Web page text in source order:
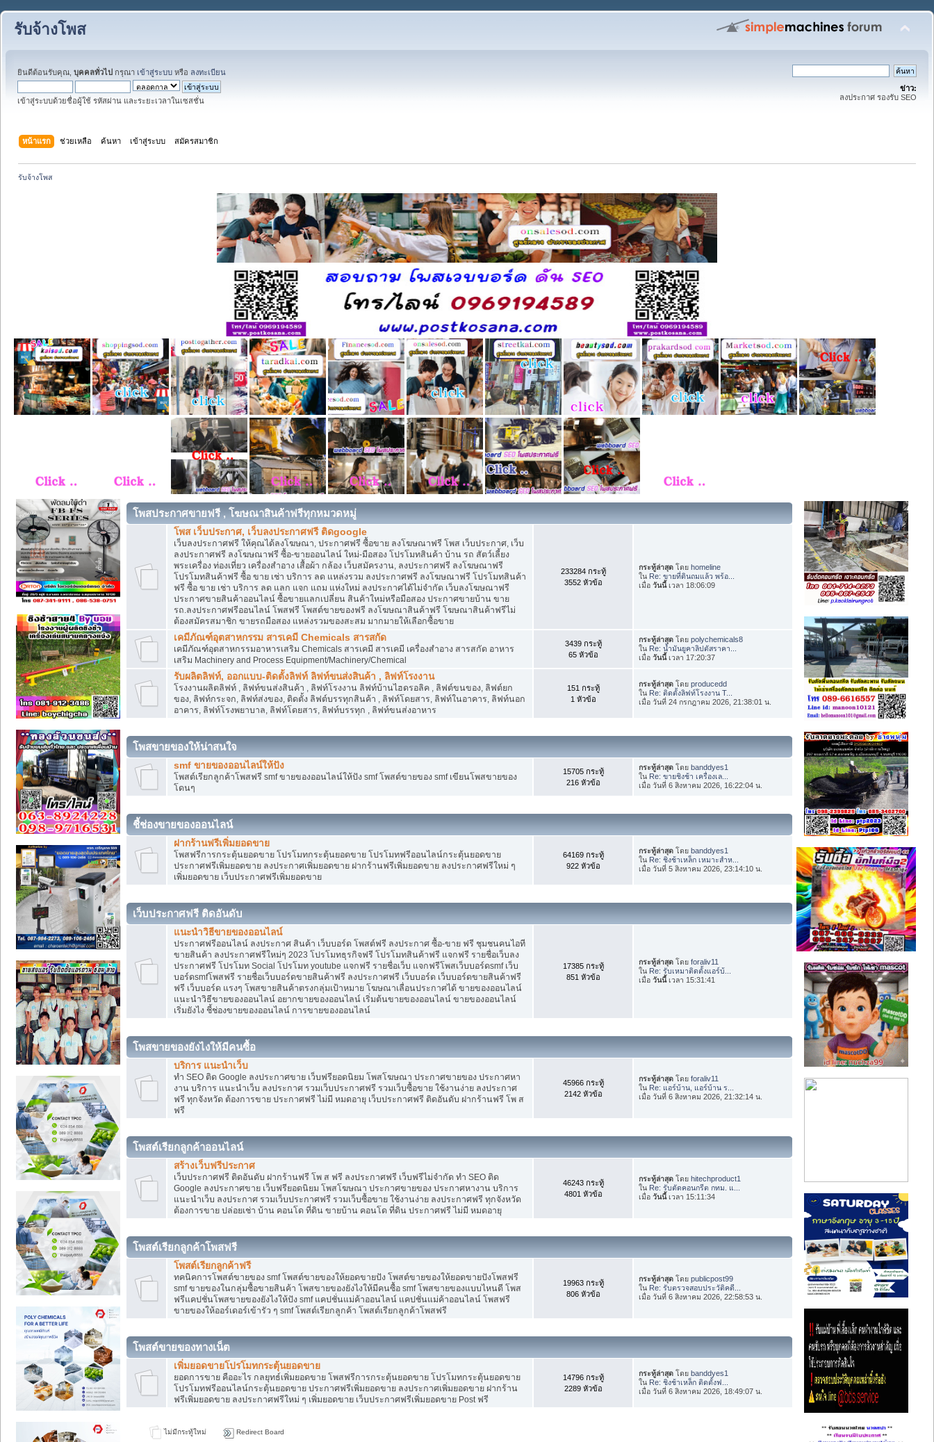
รับจ้างโพส
ยินดีต้อนรับคุณ, บุคคลทั่วไป กรุณา เข้าสู่ระบบ หรือ ลงทะเบียน
เข้าสู่ระบบด้วยชื่อผู้ใช้ รหัสผ่าน และระยะเวลาในเซสชั่น
ข่าว:
ลงประกาศ รองรับ SEO
หน้าแรก ช่วยเหลือ ค้นหา เข้าสู่ระบบ สมัครสมาชิก
รับจ้างโพส
โพสประกาศขายฟรี , โฆษณาสินค้าฟรีทุกหมวดหมู่
โพส เว็บประกาศ, เว็บลงประกาศฟรี ติดgoogle
เว็บลงประกาศฟรี ให้คุณได้ลงโฆษณา, ประกาศฟรี ซื้อขาย ลงโฆษณาฟรี โพส เว็บประกาศ, เว็บ
ลงประกาศฟรี ลงโฆษณาฟรี ซื้อ-ขายออนไลน์ ใหม่-มือสอง โปรโมทสินค้า บ้าน รถ สัตว์เลี้ยง
พระเครื่อง ท่องเที่ยว เครื่องสำอาง เสื้อผ้า กล้อง เว็บสมัครงาน, ลงประกาศฟรี ลงโฆษณาฟรี
โปรโมทสินค้าฟรี ซื้อ ขาย เช่า บริการ ลด แหล่งรวม ลงประกาศฟรี ลงโฆษณาฟรี โปรโมทสินค้า
ฟรี ซื้อ ขาย เช่า บริการ ลด แลก แจก แถม แห่งใหม่ ลงประกาศได้ไม่จำกัด เว็บลงโฆษณาฟรี
ประกาศขายสินค้าออนไลน์ ซื้อขายแลกเปลี่ยน สินค้าใหม่หรือมือสอง ประกาศขายบ้าน ขาย
รถ.ลงประกาศฟรีออนไลน์ โพสฟรี โพสต์ขายของฟรี ลงโฆษณาสินค้าฟรี โฆษณาสินค้าฟรีไม่
ต้องสมัครสมาชิก ขายรถมือสอง แหล่งรวมของสะสม มากมายให้เลือกซื้อขาย
233284 กระทู้
3552 หัวข้อ
กระทู้ล่าสุด โดยhomeline
ใน Re: ขายที่ดินถมแล้ว พร้อ...
เมื่อวันนี้เวลา 18:06:09
เคมีภัณฑ์อุตสาหกรรม สารเคมี Chemicals สารสกัด
เคมีภัณฑ์อุตสาหกรรมอาหารเสริม Chemicals สารเคมี สารเคมี เครื่องสำอาง สารสกัด อาหาร
เสริม Machinery and Process Equipment/Machinery/Chemical
3439 กระทู้
65 หัวข้อ
กระทู้ล่าสุด โดยpolychemicals8
ใน Re: น้ำมันยูคาลิปตัสราคา...
เมื่อวันนี้เวลา 17:20:37
รับผลิตลิฟท์, ออกแบบ-ติดตั้งลิฟท์ ลิฟท์ขนส่งสินค้า , ลิฟท์โรงงาน
โรงงานผลิตลิฟท์ , ลิฟท์ขนส่งสินค้า , ลิฟท์โรงงาน ลิฟท์บ้านไฮดรอลิค , ลิฟต์ขนของ, ลิฟต์ยก
ของ, ลิฟท์กระจก, ลิฟท์ส่งของ, ติดตั้ง ลิฟต์บรรทุกสินค้า , ลิฟท์โดยสาร, ลิฟท์ในอาคาร, ลิฟท์นอก
อาคาร, ลิฟท์โรงพยาบาล, ลิฟท์โดยสาร, ลิฟท์บรรทุก , ลิฟท์ขนส่งอาหาร
151 กระทู้
1 หัวข้อ
กระทู้ล่าสุด โดยproducedd
ใน Re: ติดตั้งลิฟท์โรงงาน T...
เมื่อ วันที่ 24 กรกฎาคม 2026, 21:38:01 น.
โพสขายของให้น่าสนใจ
smf ขายของออนไลน์ให้ปัง
โพสต์เรียกลูกค้าโพสฟรี smf ขายของออนไลน์ให้ปัง smf โพสต์ขายของ smf เขียนโพสขายของ
โดนๆ
15705 กระทู้
216 หัวข้อ
กระทู้ล่าสุด โดยbanddyes1
ใน Re: ขายชิงช้า เครื่องเล...
เมื่อ วันที่ 6 สิงหาคม 2026, 16:22:04 น.
ชี้ช่องขายของออนไลน์
ฝากร้านฟรีเพิ่มยอดขาย
โพสฟรีการกระตุ้นยอดขาย โปรโมทกระตุ้นยอดขาย โปรโมทฟรีออนไลน์กระตุ้นยอดขาย
ประกาศฟรีเพิ่มยอดขาย ลงประกาศเพิ่มยอดขาย ฝากร้านฟรีเพิ่มยอดขาย ลงประกาศฟรีใหม่ ๆ
เพิ่มยอดขาย เว็บประกาศฟรีเพิ่มยอดขาย
64169 กระทู้
922 หัวข้อ
กระทู้ล่าสุด โดยbanddyes1
ใน Re: ชิงช้าเหล็ก เหมาะสำห...
เมื่อ วันที่ 5 สิงหาคม 2026, 23:14:10 น.
เว็บประกาศฟรี ติดอันดับ
แนะนำวิธีขายของออนไลน์
ประกาศฟรีออนไลน์ ลงประกาศ สินค้า เว็บบอร์ด โพสต์ฟรี ลงประกาศ ซื้อ-ขาย ฟรี ชุมชนคนไอที
ขายสินค้า ลงประกาศฟรีใหม่ๆ 2023 โปรโมทธุรกิจฟรี โปรโมทสินค้าฟรี แจกฟรี รายชื่อเว็บลง
ประกาศฟรี โปรโมท Social โปรโมท youtube แจกฟรี รายชื่อเว็บ แจกฟรีโพสเว็บบอร์ดsmf เว็บ
บอร์ดsmfโพสฟรี รายชื่อเว็บบอร์ดขายสินค้าฟรี ลงประกาศฟรี เว็บบอร์ด เว็บบอร์ดขายสินค้าฟรี
ฟรี เว็บบอร์ด แรงๆ โพสขายสินค้าตรงกลุ่มเป้าหมาย โฆษณาเลื่อนประกาศได้ ขายของออนไลน์
แนะนำวิธีขายของออนไลน์ อยากขายของออนไลน์ เริ่มต้นขายของออนไลน์ ขายของออนไลน์
เริ่มยังไง ชี้ช่องขายของออนไลน์ การขายของออนไลน์
17385 กระทู้
851 หัวข้อ
กระทู้ล่าสุด โดยforaliv11
ใน Re: รับเหมาติดตั้งแอร์บ้...
เมื่อวันนี้เวลา 15:31:41
โพสขายของยังไงให้มีคนซื้อ
บริการ แนะนำเว็บ
ทำ SEO ติด Google ลงประกาศขาย เว็บฟรียอดนิยม โพสโฆษณา ประกาศขายของ ประกาศหา
งาน บริการ แนะนำเว็บ ลงประกาศ รวมเว็บประกาศฟรี รวมเว็บซื้อขาย ใช้งานง่าย ลงประกาศ
ฟรี ทุกจังหวัด ต้องการขาย ประกาศฟรี ไม่มี หมดอายุ เว็บประกาศฟรี ติดอันดับ ฝากร้านฟรี โพ ส
ฟรี
45966 กระทู้
2142 หัวข้อ
กระทู้ล่าสุด โดยforaliv11
ใน Re: แอร์บ้าน, แอร์บ้าน ร...
เมื่อ วันที่ 6 สิงหาคม 2026, 21:32:14 น.
โพสต์เรียกลูกค้าออนไลน์
สร้างเว็บฟรีประกาศ
เว็บประกาศฟรี ติดอันดับ ฝากร้านฟรี โพ ส ฟรี ลงประกาศฟรี เว็บฟรีไม่จำกัด ทำ SEO ติด
Google ลงประกาศขาย เว็บฟรียอดนิยม โพสโฆษณา ประกาศขายของ ประกาศหางาน บริการ
แนะนำเว็บ ลงประกาศ รวมเว็บประกาศฟรี รวมเว็บซื้อขาย ใช้งานง่าย ลงประกาศฟรี ทุกจังหวัด
ต้องการขาย ปล่อยเช่า บ้าน คอนโด ที่ดิน ขายบ้าน คอนโด ที่ดิน ประกาศฟรี ไม่มี หมดอายุ
46243 กระทู้
4801 หัวข้อ
กระทู้ล่าสุด โดยhitechproduct1
ใน Re: รับตัดคอนกรีต กทม. แ...
เมื่อวันนี้เวลา 15:11:34
โพสต์เรียกลูกค้าโพสฟรี
โพสต์เรียกลูกค้าฟรี
ทคนิคการโพสต์ขายของ smf โพสต์ขายของให้ยอดขายปัง โพสต์ขายของให้ยอดขายปังโพสฟรี
smf ขายของในกลุ่มซื้อขายสินค้า โพสขายของยังไงให้มีคนซื้อ smf โพสขายของแบบไหนดี โพส
ฟรีแคปชั่นโพสขายของยังไงให้ปัง smf แคปชั่นแม่ค้าออนไลน์ แคปชั่นแม่ค้าออนไลน์ โพสฟรี
ขายของให้ออร์เดอร์เข้ารัว ๆ smf โพสต์เรียกลูกค้า โพสต์เรียกลูกค้าโพสฟรี
19963 กระทู้
806 หัวข้อ
กระทู้ล่าสุด โดยpublicpost99
ใน Re: รับตรวจสอบประวัติคดี...
เมื่อ วันที่ 6 สิงหาคม 2026, 22:58:53 น.
โพสต์ขายของทางเน็ต
เพิ่มยอดขายโปรโมทกระตุ้นยอดขาย
ยอดการขาย คืออะไร กลยุทธ์เพิ่มยอดขาย โพสฟรีการกระตุ้นยอดขาย โปรโมทกระตุ้นยอดขาย
โปรโมทฟรีออนไลน์กระตุ้นยอดขาย ประกาศฟรีเพิ่มยอดขาย ลงประกาศเพิ่มยอดขาย ฝากร้าน
ฟรีเพิ่มยอดขาย ลงประกาศฟรีใหม่ ๆ เพิ่มยอดขาย เว็บประกาศฟรีเพิ่มยอดขาย Post ฟรี
14796 กระทู้
2289 หัวข้อ
กระทู้ล่าสุด โดยbanddyes1
ใน Re: ชิงช้าเหล็ก ติดตั้งฟ...
เมื่อ วันที่ 6 สิงหาคม 2026, 18:49:07 น.
ไม่มีกระทู้ใหม่ Redirect Board